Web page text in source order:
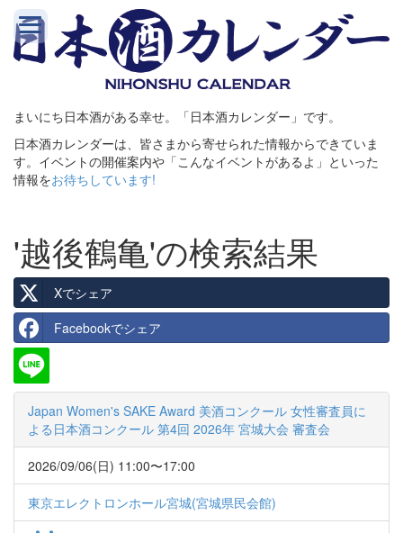
まいにち日本酒がある幸せ。「日本酒カレンダー」です。
日本酒カレンダーは、皆さまから寄せられた情報からできていま
す。イベントの開催案内や「こんなイベントがあるよ」といった
情報をお待ちしています!
'越後鶴亀'の検索結果
Xでシェア
Facebookでシェア
Japan Women's SAKE Award 美酒コンクール 女性審査員に
よる日本酒コンクール 第4回 2026年 宮城大会 審査会
2026/09/06(日) 11:00〜17:00
東京エレクトロンホール宮城(宮城県民会館)